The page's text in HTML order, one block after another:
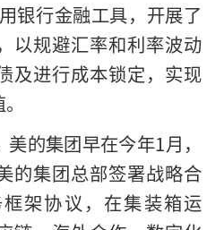
银行金融工具，开展了
以规避汇率和利率波动
及进行成本锁定，实现
的集团早在今年1月，
的集团总部签署战略合
架协议，在集装箱运